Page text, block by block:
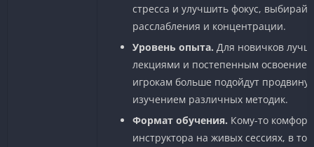
стресса и улучшить фокус,
расслабления и концентрации.
Уровень опыта. Для новичков
лекциями и постепенным
игрокам больше подойдут
изучением различных методик.
Формат обучения. Кому-то
инструктора на живых сессиях, в